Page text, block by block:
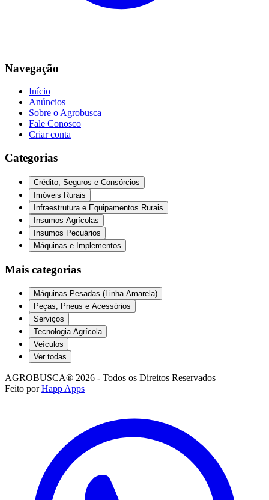
Navegação
Início
Anúncios
Sobre o Agrobusca
Fale Conosco
Criar conta
Categorias
Crédito, Seguros e Consórcios
Imóveis Rurais
Infraestrutura e Equipamentos Rurais
Insumos Agrícolas
Insumos Pecuários
Máquinas e Implementos
Mais categorias
Máquinas Pesadas (Linha Amarela)
Peças, Pneus e Acessórios
Serviços
Tecnologia Agrícola
Veículos
Ver todas
AGROBUSCA® 2026 - Todos os Direitos Reservados
Feito por Happ Apps